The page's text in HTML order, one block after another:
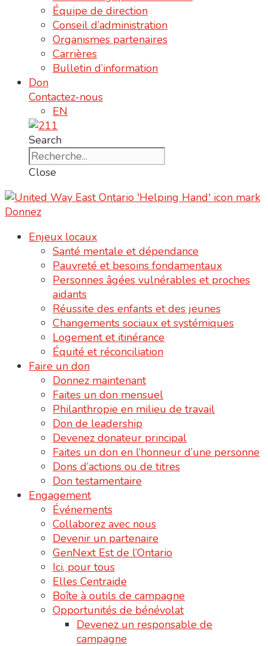
Équipe de direction
Conseil d’administration
Organismes partenaires
Carrières
Bulletin d’information
Don
Contactez-nous
EN
Search
Close
Donnez
Enjeux locaux
Santé mentale et dépendance
Pauvreté et besoins fondamentaux
Personnes âgées vulnérables et proches
aidants
Réussite des enfants et des jeunes
Changements sociaux et systémiques
Logement et itinérance
Équité et réconciliation
Faire un don
Donnez maintenant
Faites un don mensuel
Philanthropie en milieu de travail
Don de leadership
Devenez donateur principal
Faites un don en l’honneur d’une personne
Dons d’actions ou de titres
Don testamentaire
Engagement
Événements
Collaborez avec nous
Devenir un partenaire
GenNext Est de l’Ontario
Ici, pour tous
Elles Centraide
Boîte à outils de campagne
Opportunités de bénévolat
Devenez un responsable de
campagne